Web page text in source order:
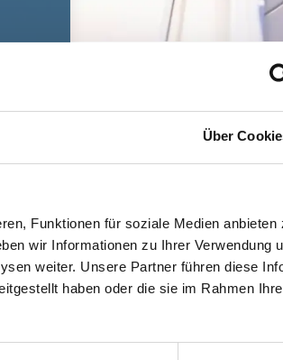
Über
Funktionen für soziale Medien anbieten
wir Informationen zu Ihrer Verwendung
weiter. Unsere Partner führen diese
haben oder die sie im Rahmen